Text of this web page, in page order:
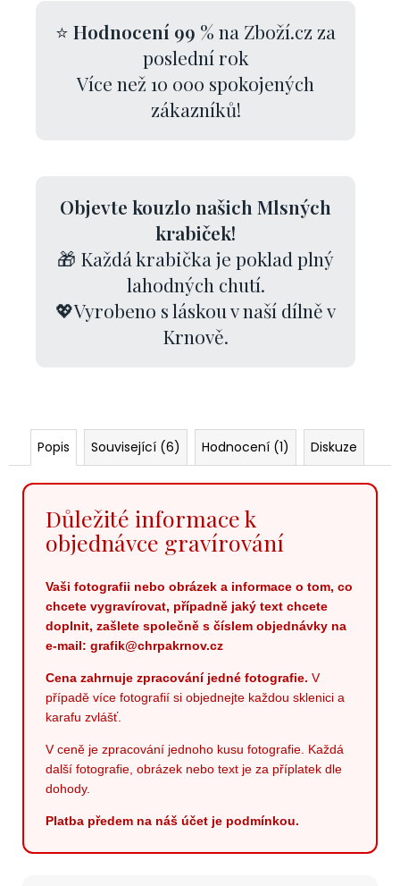
⭐ Hodnocení 99 % na Zboží.cz za
poslední rok
Více než 10 000 spokojených
zákazníků!
Objevte kouzlo našich Mlsných
krabiček!
🎁 Každá krabička je poklad plný
lahodných chutí.
💖Vyrobeno s láskou v naší dílně v
Krnově.
Popis Související (6) Hodnocení (1) Diskuze
Důležité informace k
objednávce gravírování
Vaši fotografii nebo obrázek a informace o tom, co
chcete vygravírovat, případně jaký text chcete
doplnit, zašlete společně s číslem objednávky na
e-mail: grafik@chrpakrnov.cz
Cena zahrnuje zpracování jedné fotografie. V
případě více fotografií si objednejte každou sklenici a
karafu zvlášť.
V ceně je zpracování jednoho kusu fotografie. Každá
další fotografie, obrázek nebo text je za příplatek dle
dohody.
Platba předem na náš účet je podmínkou.